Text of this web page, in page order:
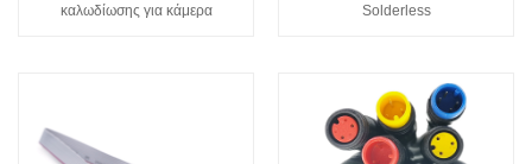
καλωδίωσης για κάμερα
Solderless